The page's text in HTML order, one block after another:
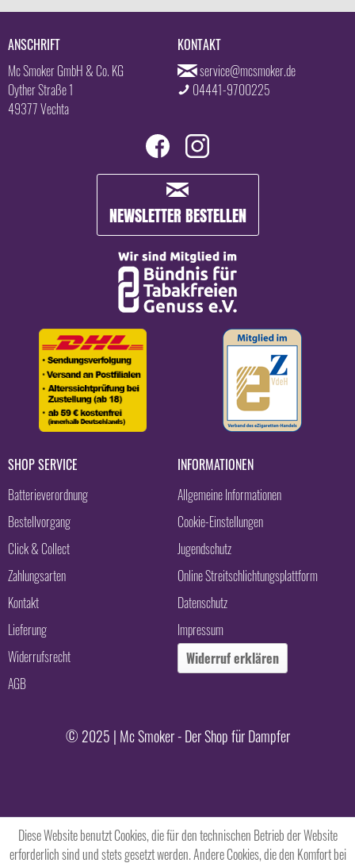
ANSCHRIFT
Mc Smoker GmbH & Co. KG
Oyther Straße 1
49377 Vechta
KONTAKT
service@mcsmoker.de
04441-9700225
NEWSLETTER BESTELLEN
SHOP SERVICE
Batterieverordnung
Bestellvorgang
Click & Collect
Zahlungsarten
Kontakt
Lieferung
Widerrufsrecht
AGB
INFORMATIONEN
Allgemeine Informationen
Cookie-Einstellungen
Jugendschutz
Online Streitschlichtungsplattform
Datenschutz
Impressum
Widerruf erklären
© 2025 | Mc Smoker - Der Shop für Dampfer
Diese Website benutzt Cookies, die für den technischen Betrieb der Website
erforderlich sind und stets gesetzt werden. Andere Cookies, die den Komfort bei